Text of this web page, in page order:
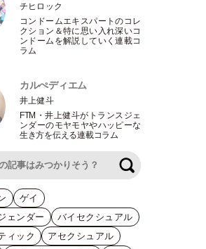
チヒロック
コンドームエキスパートのコレ
クション＆特に思い入れ深いコ
ンドームを解説していく連載コ
ラム
カルぺディエム
井上健斗
FTM ・井上健斗がトランスジェ
ンダーのモヤモヤやハッピーな
生き方を伝える連載コラム
ゲイ
ェンダー
バイセクシュアル
ィック
アセクシュアル